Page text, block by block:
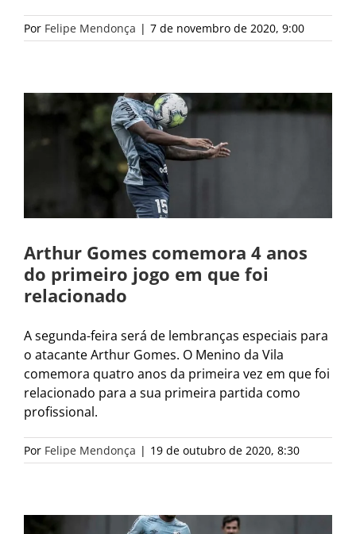
Por Felipe Mendonça | 7 de novembro de 2020, 9:00
Arthur Gomes comemora 4 anos
do primeiro jogo em que foi
relacionado
A segunda-feira será de lembranças especiais para
o atacante Arthur Gomes. O Menino da Vila
comemora quatro anos da primeira vez em que foi
relacionado para a sua primeira partida como
profissional.
Por Felipe Mendonça | 19 de outubro de 2020, 8:30